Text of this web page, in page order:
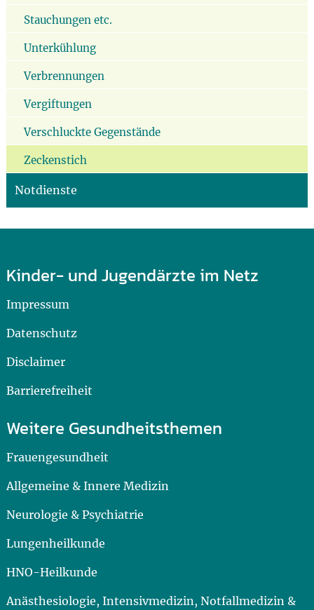
Stauchungen etc.
Unterkühlung
Verbrennungen
Vergiftungen
Verschluckte Gegenstände
Zeckenstich
Notdienste
Kinder- und Jugendärzte im Netz
Impressum
Datenschutz
Disclaimer
Barrierefreiheit
Weitere Gesundheitsthemen
Frauengesundheit
Allgemeine & Innere Medizin
Neurologie & Psychiatrie
Lungenheilkunde
HNO-Heilkunde
Anästhesiologie, Intensivmedizin, Notfallmedizin &